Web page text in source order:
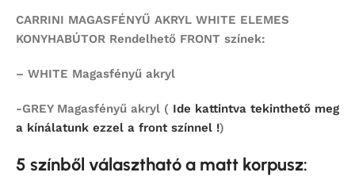
CARRINI MAGASFÉNYŰ AKRYL WHITE ELEMES
KONYHABÚTOR Rendelhető FRONT színek:
– WHITE Magasfényű akryl
-GREY Magasfényű akryl ( Ide kattintva tekinthető meg
a kínálatunk ezzel a front színnel !)
5 színből választható a matt korpusz: